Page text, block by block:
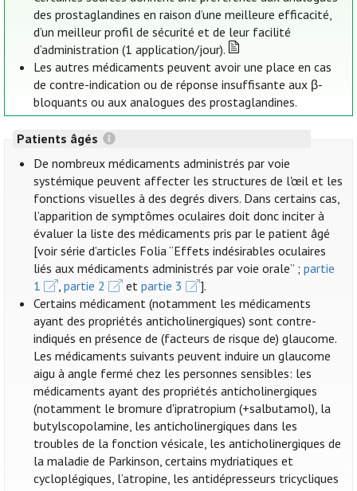
des prostaglandines en raison d’une meilleure efficacité,
d’un meilleur profil de sécurité et de leur facilité
d’administration (1 application/jour).
Les autres médicaments peuvent avoir une place en cas
de contre-indication ou de réponse insuffisante aux β-
bloquants ou aux analogues des prostaglandines.
Patients âgés
De nombreux médicaments administrés par voie
systémique peuvent affecter les structures de l'œil et les
fonctions visuelles à des degrés divers. Dans certains cas,
l’apparition de symptômes oculaires doit donc inciter à
évaluer la liste des médicaments pris par le patient âgé
[voir série d’articles Folia “Effets indésirables oculaires
liés aux médicaments administrés par voie orale” ;partie
1
,partie 2 etpartie 3
].
Certains médicament (notamment les médicaments
ayant des propriétés anticholinergiques) sont contre-
indiqués en présence de (facteurs de risque de) glaucome.
Les médicaments suivants peuvent induire un glaucome
aigu à angle fermé chez les personnes sensibles: les
médicaments ayant des propriétés anticholinergiques
(notamment le bromure d'ipratropium (+salbutamol), la
butylscopolamine, les anticholinergiques dans les
troubles de la fonction vésicale, les anticholinergiques de
la maladie de Parkinson, certains mydriatiques et
cycloplégiques, l’atropine, les antidépresseurs tricycliques